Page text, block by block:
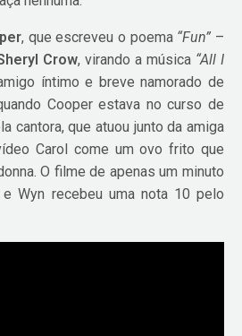
, que escreveu o poema “Fun” –
Crow, virando a música “All I
íntimo e breve namorado de
Cooper estava no curso de
cantora, que atuou junto da amiga
Carol come um ovo frito que
O filme de apenas um minuto
Wyn recebeu uma nota 10 pelo